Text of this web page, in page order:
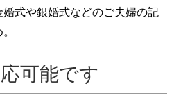
式や銀婚式などのご夫婦の記
可能です